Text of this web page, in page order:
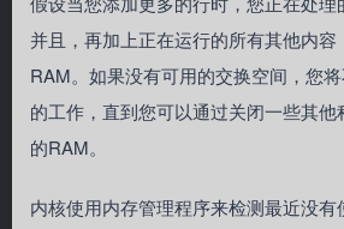
并且，再加上正在运行的所有其他内容
RAM。如果没有可用的交换空间，您
的工作，直到您可以通过关闭一些其
的RAM。
内核使用内存管理程序来检测最近没有